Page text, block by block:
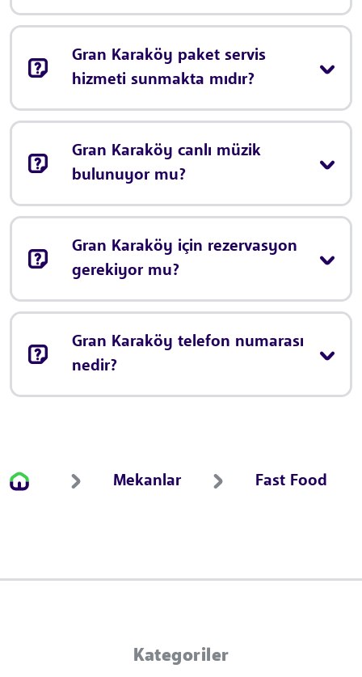
Gran Karaköy paket servis
hizmeti sunmakta mıdır?
Gran Karaköy canlı müzik
bulunuyor mu?
Gran Karaköy için rezervasyon
gerekiyor mu?
Gran Karaköy telefon numarası
nedir?
Mekanlar Fast Food
Kategoriler